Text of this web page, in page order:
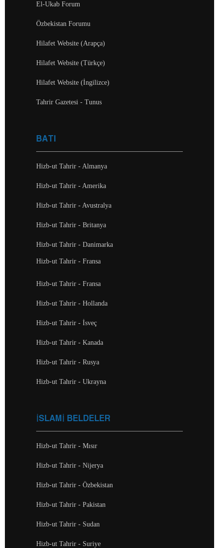
El-Ukab Forum
Özbekistan Forumu
Hilafet Website (Arapça)
Hilafet Website (Türkçe)
Hilafet Website (İngilizce)
Tahrir Gazetesi - Tunus
BATI
Hizb-ut Tahrir - Almanya
Hizb-ut Tahrir - Amerika
Hizb-ut Tahrir - Avustralya
Hizb-ut Tahrir - Britanya
Hizb-ut Tahrir - Danimarka
Hizb-ut Tahrir - Fransa
Hizb-ut Tahrir - Fransa
Hizb-ut Tahrir - Hollanda
Hizb-ut Tahrir - İsveç
Hizb-ut Tahrir - Kanada
Hizb-ut Tahrir - Rusya
Hizb-ut Tahrir - Ukrayna
İSLAMİ BELDELER
Hizb-ut Tahrir - Mısır
Hizb-ut Tahrir - Nijerya
Hizb-ut Tahrir - Özbekistan
Hizb-ut Tahrir - Pakistan
Hizb-ut Tahrir - Sudan
Hizb-ut Tahrir - Suriye